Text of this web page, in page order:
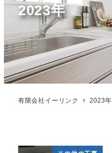
2023年
有限会社イーリンク 2023年